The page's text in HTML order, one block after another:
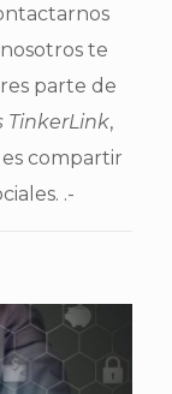
te
parte de
TinkerLink,
compartir
.-